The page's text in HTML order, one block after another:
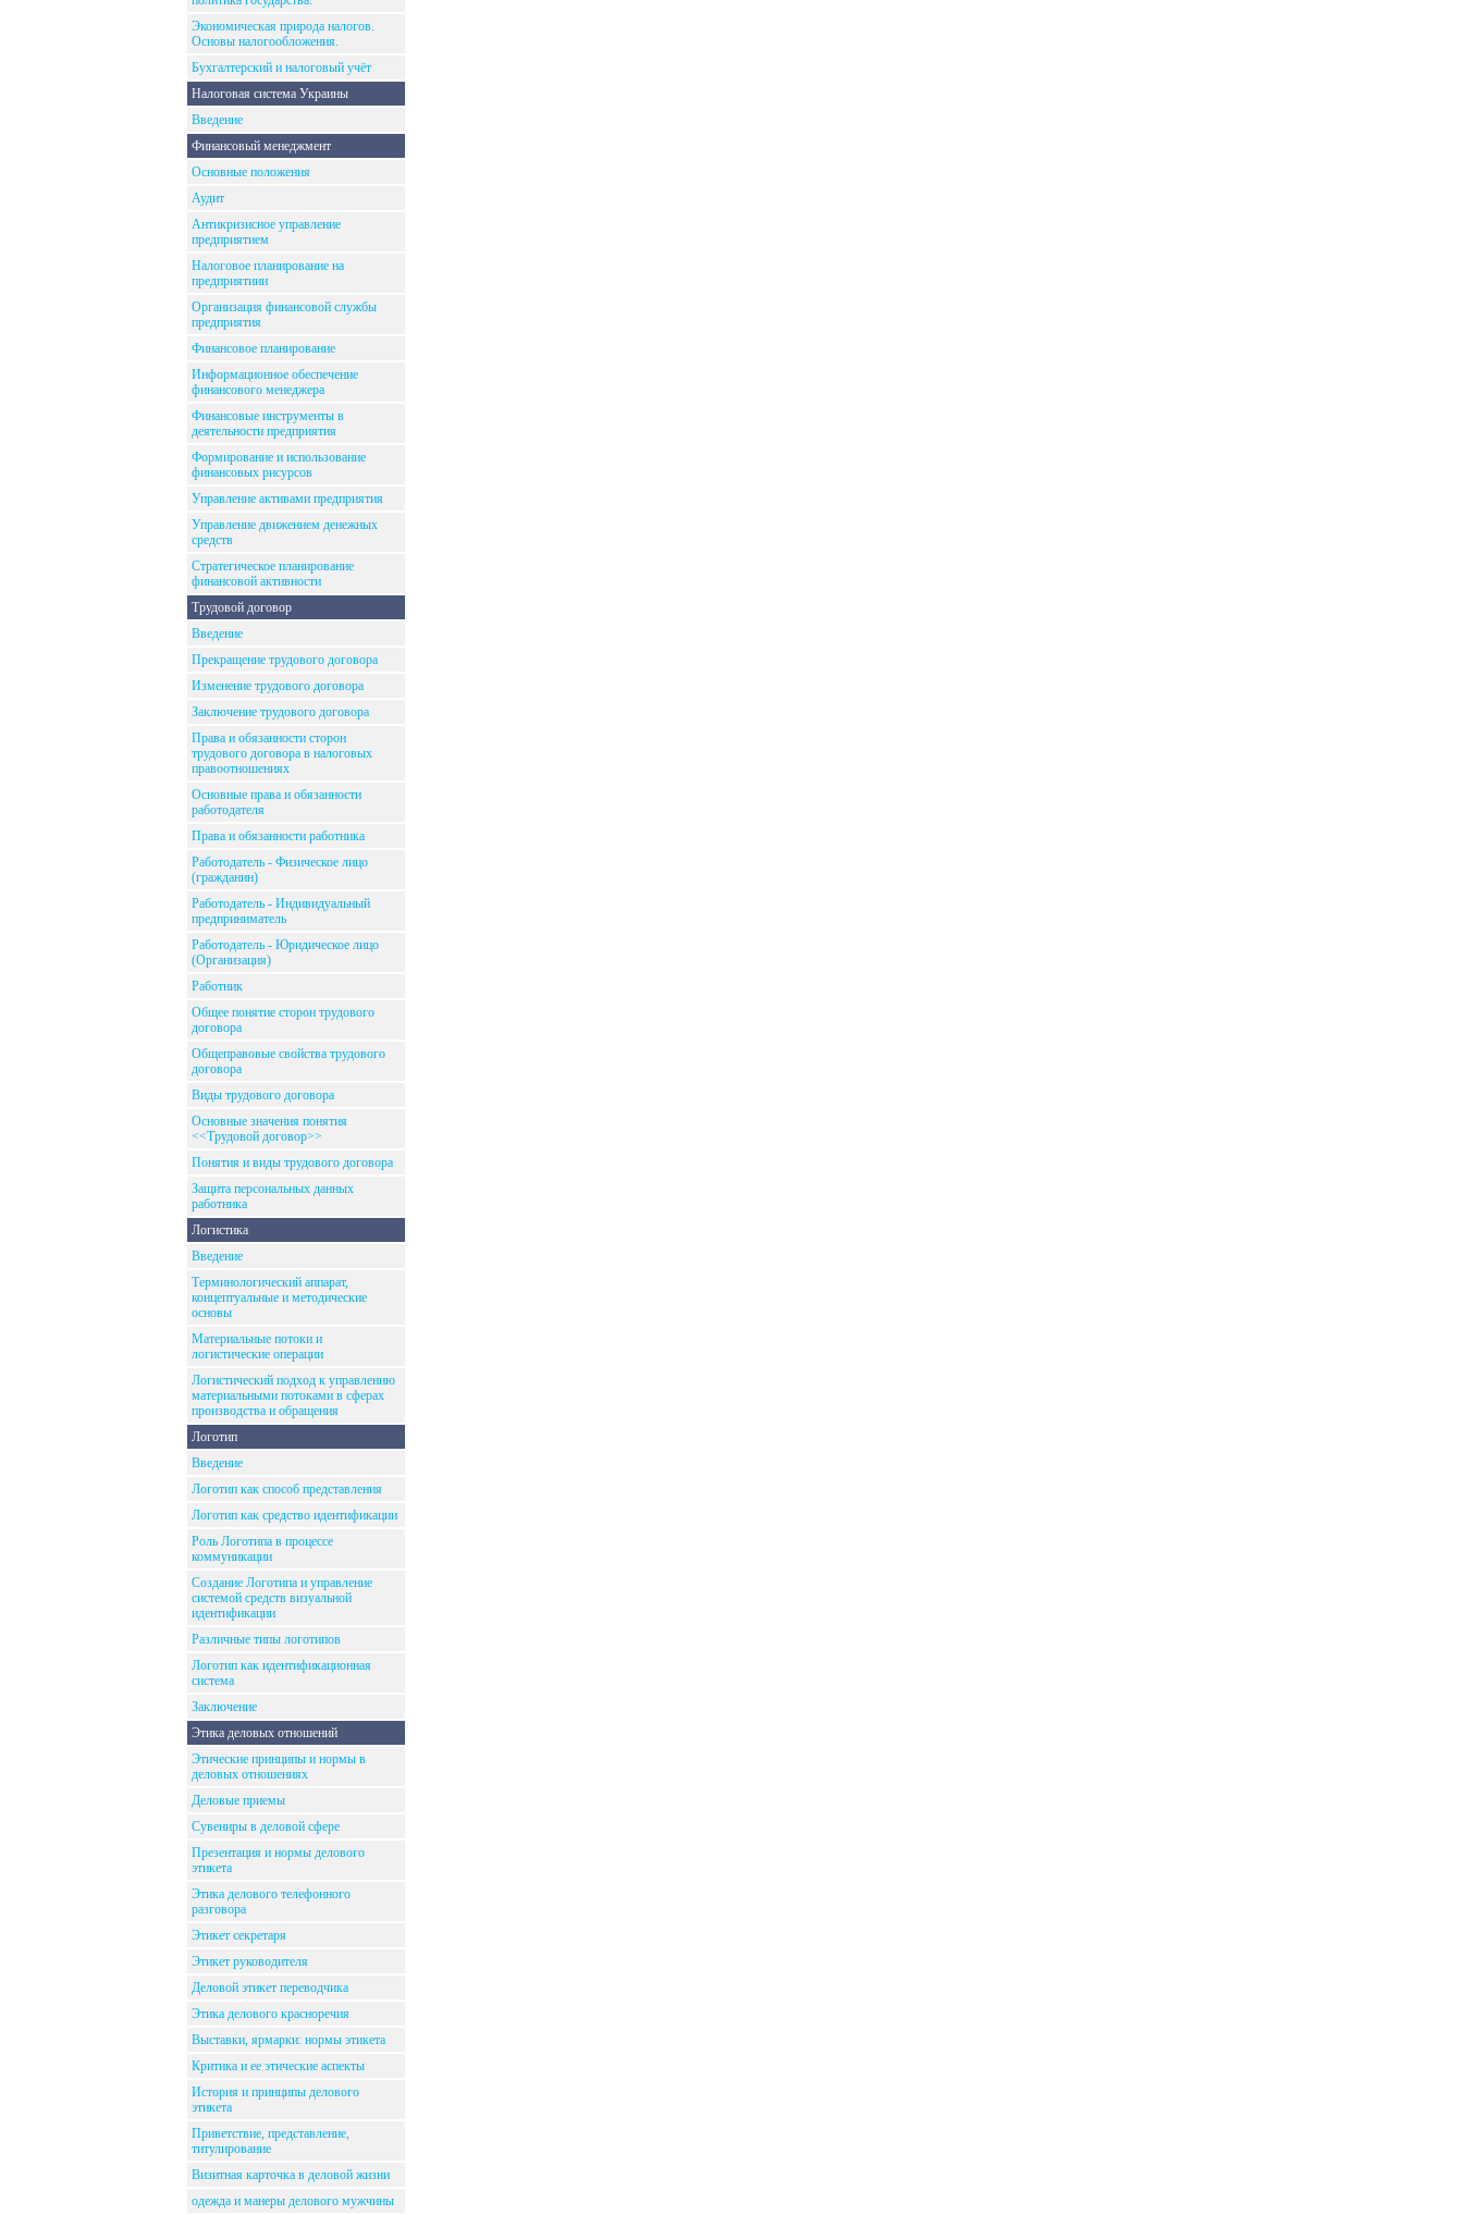
Экономическая природа налогов.
Основы налогообложения.
Бухгалтерский и налоговый учёт
Налоговая система Украины
Введение
Финансовый менеджмент
Основные положения
Аудит
Антикризисное управление
предприятием
Налоговое планирование на
предприятиии
Организация финансовой службы
предприятия
Финансовое планирование
Информационное обеспечение
финансового менеджера
Финансовые инструменты в
деятельности предприятия
Формирование и использование
финансовых рисурсов
Управление активами предприятия
Управление движением денежных
средств
Стратегическое планирование
финансовой активности
Трудовой договор
Введение
Прекращение трудового договора
Изменение трудового договора
Заключение трудового договора
Права и обязанности сторон
трудового договора в налоговых
правоотношениях
Основные права и обязанности
работодателя
Права и обязанности работника
Работодатель - Физическое лицо
(гражданин)
Работодатель - Индивидуальный
предприниматель
Работодатель - Юридическое лицо
(Организация)
Работник
Общее понятие сторон трудового
договора
Общеправовые свойства трудового
договора
Виды трудового договора
Основные значения понятия
<<Трудовой договор>>
Понятия и виды трудового договора
Защита персональных данных
работника
Логистика
Введение
Терминологический аппарат,
концептуальные и методические
основы
Материальные потоки и
логистические операции
Логистический подход к управлению
материальными потоками в сферах
производства и обращения
Логотип
Введение
Логотип как способ представления
Логотип как средство идентификации
Роль Логотипа в процессе
коммуникации
Создание Логотипа и управление
системой средств визуальной
идентификации
Различные типы логотипов
Логотип как идентификационная
система
Заключение
Этика деловых отношений
Этические принципы и нормы в
деловых отношениях
Деловые приемы
Сувениры в деловой сфере
Презентация и нормы делового
этикета
Этика делового телефонного
разговора
Этикет секретаря
Этикет руководителя
Деловой этикет переводчика
Этика делового красноречия
Выставки, ярмарки: нормы этикета
Критика и ее этические аспекты
История и принципы делового
этикета
Приветствие, представление,
титулирование
Визитная карточка в деловой жизни
одежда и манеры делового мужчины